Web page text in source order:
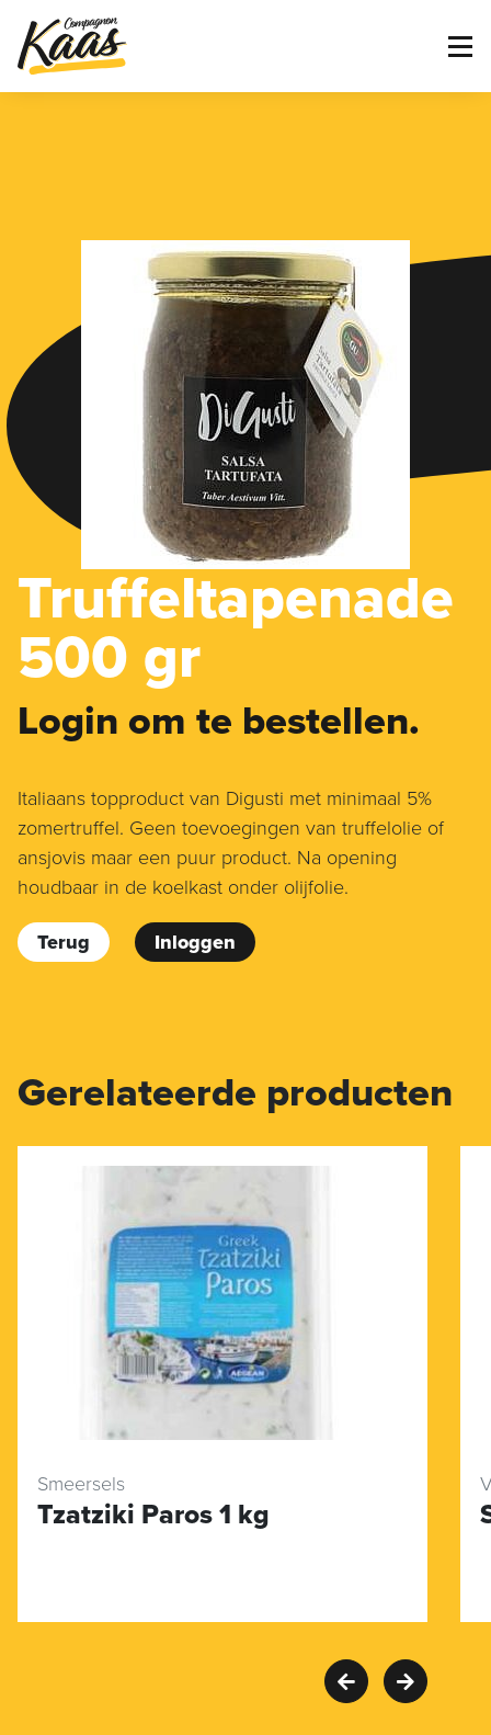
Truffeltapenade
500 gr
Login om te bestellen.
Italiaans topproduct van Digusti met minimaal 5%
zomertruffel. Geen toevoegingen van truffelolie of
ansjovis maar een puur product. Na opening
houdbaar in de koelkast onder olijfolie.
Terug Inloggen
Gerelateerde producten
Smeersels
Tzatziki Paros 1 kg